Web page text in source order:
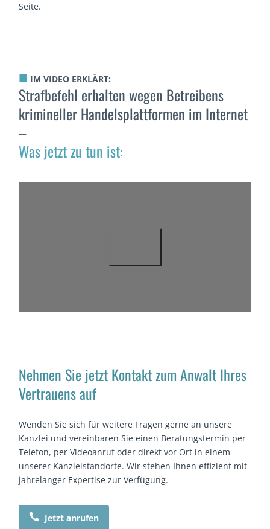
Seite.
■ IM VIDEO ERKLÄRT:
Strafbefehl erhalten wegen Betreibens
krimineller Handelsplattformen im Internet
–
Was jetzt zu tun ist:
Nehmen Sie jetzt Kontakt zum Anwalt Ihres
Vertrauens auf
Wenden Sie sich für weitere Fragen gerne an unsere
Kanzlei und vereinbaren Sie einen Beratungstermin per
Telefon, per Videoanruf oder direkt vor Ort in einem
unserer Kanzleistandorte. Wir stehen Ihnen effizient mit
jahrelanger Expertise zur Verfügung.
 Jetzt anrufen